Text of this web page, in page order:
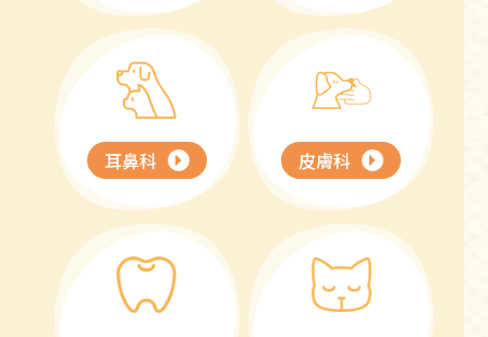
耳鼻科 皮膚科